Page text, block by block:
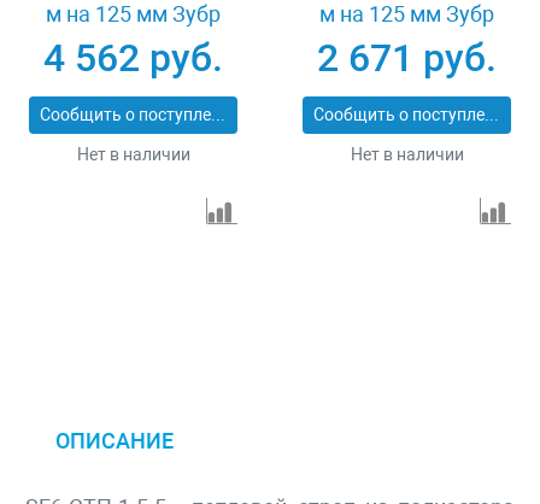
м на 125 мм Зубр
43555-5-6
4 562 руб.
Сообщить о поступлении
Нет в наличии
м на 125 мм Зубр
43555-5-3
2 671 руб.
Сообщить о поступлении
Нет в наличии
ОПИСАНИЕ